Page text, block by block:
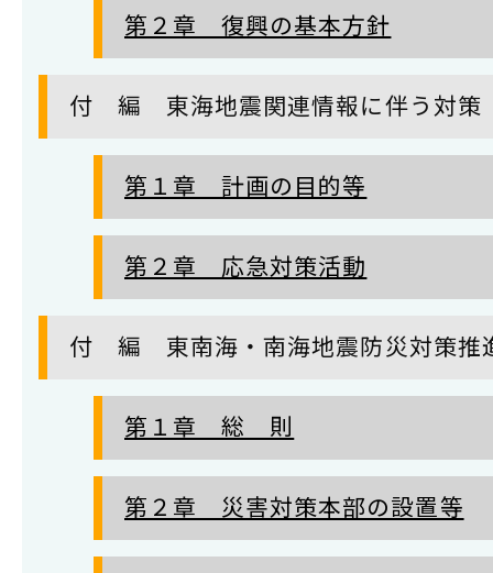
第２章 復興の基本方針
付 編 東海地震関連情報に伴う対策
第１章 計画の目的等
第２章 応急対策活動
付 編 東南海・南海地震防災対策推
第１章 総 則
第２章 災害対策本部の設置等